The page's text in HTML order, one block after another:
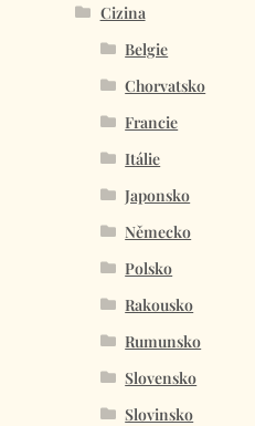
Cizina
Belgie
Chorvatsko
Francie
Itálie
Japonsko
Německo
Polsko
Rakousko
Rumunsko
Slovensko
Slovinsko